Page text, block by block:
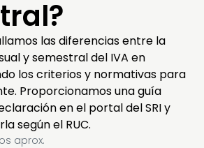
las diferencias entre la
y semestral del IVA en
los criterios y normativas para
Proporcionamos una guía
en el portal del SRI y
según el RUC.
aprox.